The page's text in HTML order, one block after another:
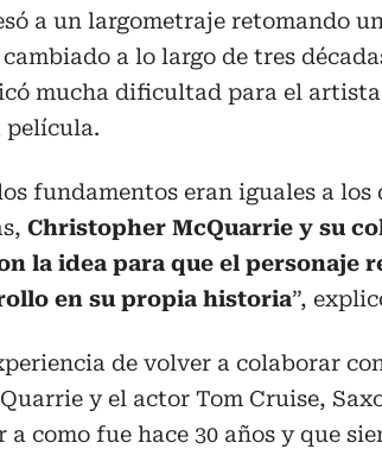
a un largometraje retomando
a lo largo de tres
mucha dificultad para el
película.
fundamentos eran iguales a los
Christopher McQuarrie y su
la idea para que el personaje
en su propia historia”,
de volver a colaborar
y el actor Tom Cruise,
como fue hace 30 años y que